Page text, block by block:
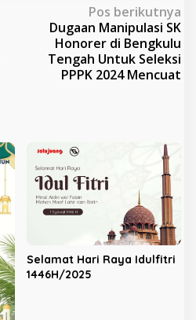
Pos berikutnya
Dugaan Manipulasi SK
Honorer di Bengkulu
Tengah Untuk Seleksi
PPPK 2024 Mencuat
Selamat Hari Raya Idulfitri
1446H/2025